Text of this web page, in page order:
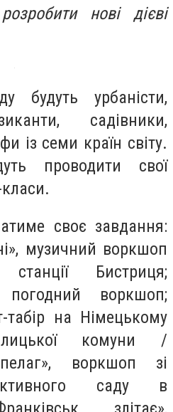
нові дієві
будуть урбаністи,
садівники,
із семи країн світу.
проводити свої
своє завдання:
музичний воркшоп
Бистриця;
воркшоп;
табір на Німецькому
комуни /
воркшоп зі
саду в